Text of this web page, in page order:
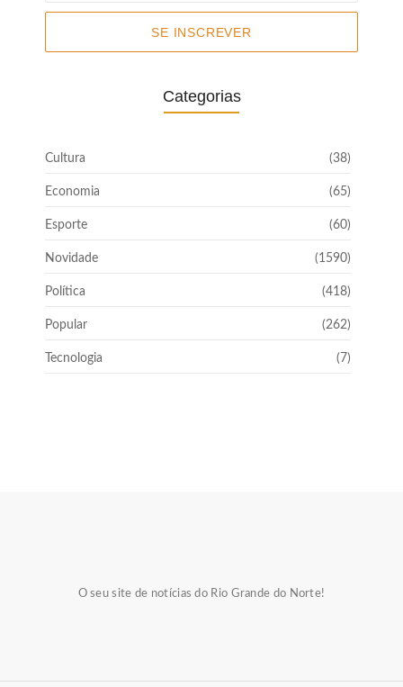
SE INSCREVER
Categorias
Cultura (38)
Economia (65)
Esporte (60)
Novidade (1590)
Política (418)
Popular (262)
Tecnologia (7)
O seu site de notícias do Rio Grande do Norte!